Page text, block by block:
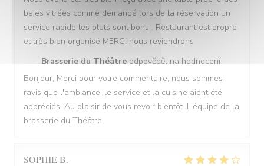
baies vitrées comme demandé lors de la réservation un
service rapide les plats sont bons . Restaurant est propre
et très bien organisé MERCI nous reviendrons
Brasserie du Théâtre odpověděl na hodnocení
Bonjour, Merci pour votre commentaire, nous sommes
ravis que l'ambiance, le service et la cuisine aient été
appréciés. Au plaisir de vous revoir bientôt. L'équipe de la
brasserie du Théâtre
SOPHIEB